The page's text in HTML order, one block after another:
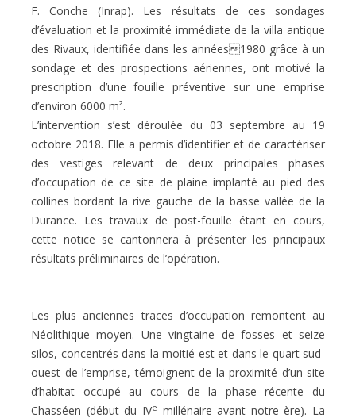
F. Conche (Inrap). Les résultats de ces sondages
d’évaluation et la proximité immédiate de la villa antique
des Rivaux, identifiée dans les années1980 grâce à un
sondage et des prospections aériennes, ont motivé la
prescription d’une fouille préventive sur une emprise
d’environ 6000 m².
L’intervention s’est déroulée du 03 septembre au 19
octobre 2018. Elle a permis d’identifier et de caractériser
des vestiges relevant de deux principales phases
d’occupation de ce site de plaine implanté au pied des
collines bordant la rive gauche de la basse vallée de la
Durance. Les travaux de post-fouille étant en cours,
cette notice se cantonnera à présenter les principaux
résultats préliminaires de l’opération.
Les plus anciennes traces d’occupation remontent au
Néolithique moyen. Une vingtaine de fosses et seize
silos, concentrés dans la moitié est et dans le quart sud-
ouest de l’emprise, témoignent de la proximité d’un site
d’habitat occupé au cours de la phase récente du
Chasséen (début du IVe millénaire avant notre ère). La